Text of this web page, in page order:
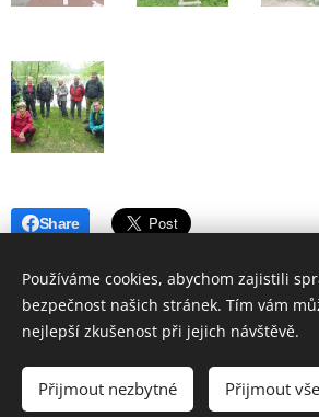
Share
© 2019 Hostinec u nádraží Červenka |
Vytvořeno službouWebnode
Používáme cookies, abychom zajistili
bezpečnost našich stránek. Tím vám
nejlepší zkušenost při jejich návštěvě.
Přijmout nezbytné Přijmout vše